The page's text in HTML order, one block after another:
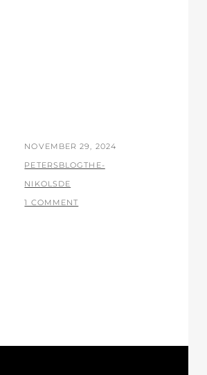
POSTED
ON
NOVEMBER 29, 2024
BY
PETERSBLOGTHE-
NIKOLSDE
1 COMMENT